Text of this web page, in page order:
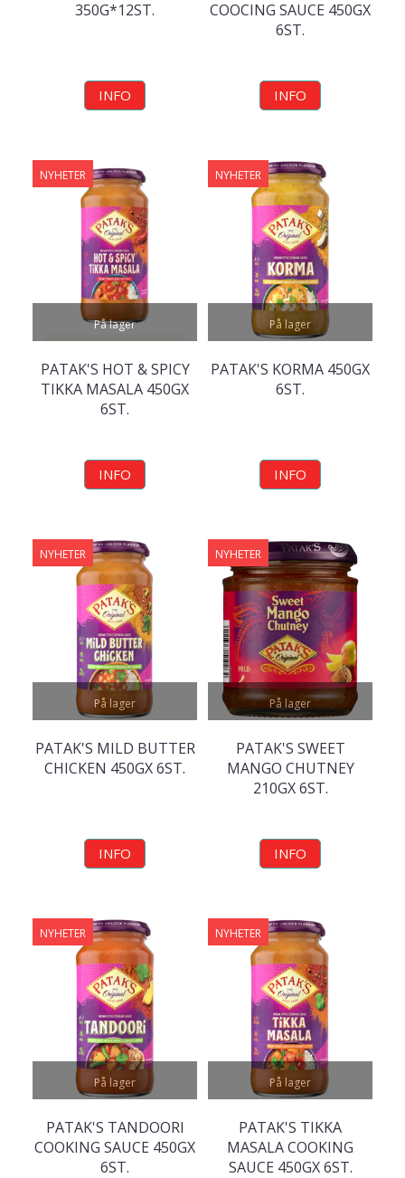
350G*12ST.
INFO
COOCING SAUCE 450GX
6ST.
INFO
På lager
NYHETER
PATAK'S HOT & SPICY
TIKKA MASALA 450GX
6ST.
INFO
På lager
NYHETER
PATAK'S KORMA 450GX
6ST.
INFO
På lager
NYHETER
PATAK'S MILD BUTTER
CHICKEN 450GX 6ST.
INFO
På lager
NYHETER
PATAK'S SWEET
MANGO CHUTNEY
210GX 6ST.
INFO
På lager
NYHETER
PATAK'S TANDOORI
COOKING SAUCE 450GX
6ST.
På lager
NYHETER
PATAK'S TIKKA
MASALA COOKING
SAUCE 450GX 6ST.